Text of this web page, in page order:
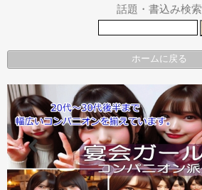
話題・書込み検索
ホームに戻る